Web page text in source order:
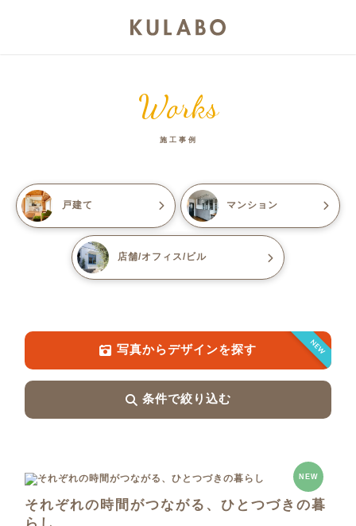
Works
施工事例
戸建て マンション
店舗/オフィス/ビル
NEW
写真からデザインを探す
条件で絞り込む
NEW
それぞれの時間がつながる、ひとつづきの暮